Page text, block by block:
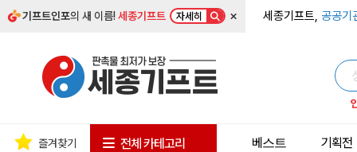
기프트인포의 새 이름!세종기프트 자세히 × 세종기프트, 공공기
즐겨찾기 전체 카테고리
베스트
기획전